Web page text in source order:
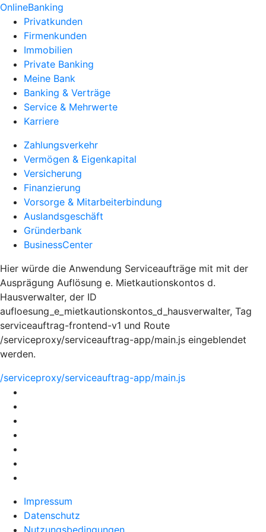
OnlineBanking
Privatkunden
Firmenkunden
Immobilien
Private Banking
Meine Bank
Banking & Verträge
Service & Mehrwerte
Karriere
Zahlungsverkehr
Vermögen & Eigenkapital
Versicherung
Finanzierung
Vorsorge & Mitarbeiterbindung
Auslandsgeschäft
Gründerbank
BusinessCenter
Hier würde die Anwendung Serviceaufträge mit mit der
Ausprägung Auflösung e. Mietkautionskontos d.
Hausverwalter, der ID
aufloesung_e_mietkautionskontos_d_hausverwalter, Tag
serviceauftrag-frontend-v1 und Route
/serviceproxy/serviceauftrag-app/main.js eingeblendet
werden.
/serviceproxy/serviceauftrag-app/main.js
Impressum
Datenschutz
Nutzungsbedingungen